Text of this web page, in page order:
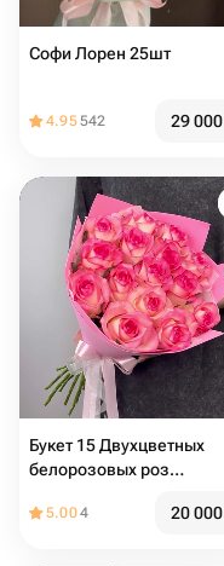
Софи Лорен 25шт
4.95542 29 000
Букет 15 Двухцветных
белорозовых роз
5.004 20 000